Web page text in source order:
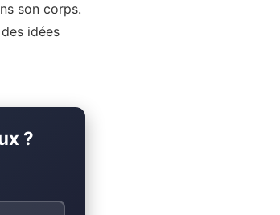
son corps.
idées
?